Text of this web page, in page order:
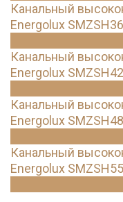
Канальный
Energolux
Канальный
Energolux
Канальный
Energolux
Канальный
Energolux